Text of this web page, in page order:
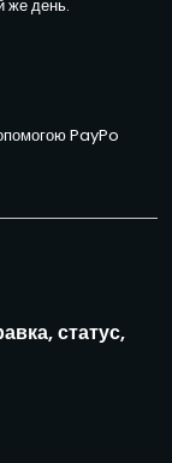
же день.
PayPo
статус,